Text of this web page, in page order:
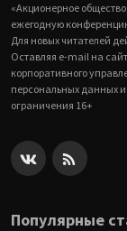
«Акционерное
ежегодную
Для новых читателей
Оставляя e-mail на
корпоративного
персональных данных
ограничения 16+
Популярные